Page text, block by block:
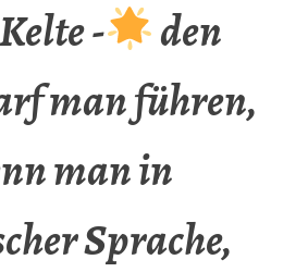
-
den
man führen,
man in
Sprache,